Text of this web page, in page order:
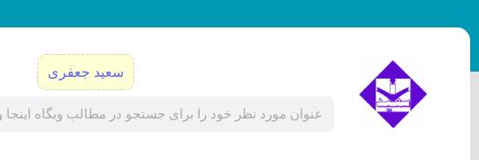
به
سعید جعفری